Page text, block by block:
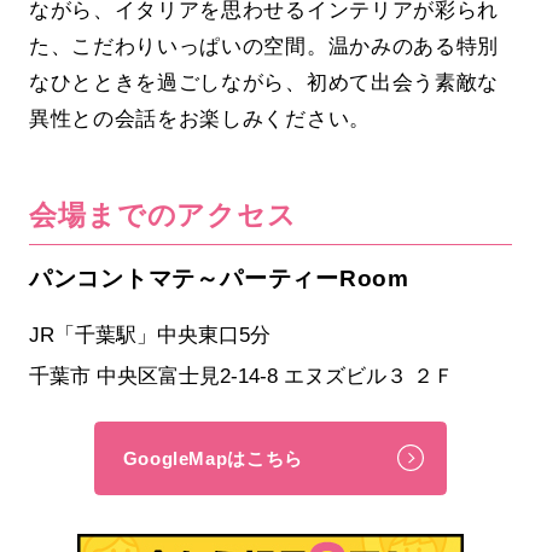
ながら、イタリアを思わせるインテリアが彩られ
た、こだわりいっぱいの空間。温かみのある特別
なひとときを過ごしながら、初めて出会う素敵な
異性との会話をお楽しみください。
会場までのアクセス
パンコントマテ～パーティーRoom
JR「千葉駅」中央東口5分
千葉市 中央区富士見2-14-8 エヌズビル３ ２Ｆ
GoogleMapはこちら